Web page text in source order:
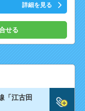
詳細を見る
せる
「江古田